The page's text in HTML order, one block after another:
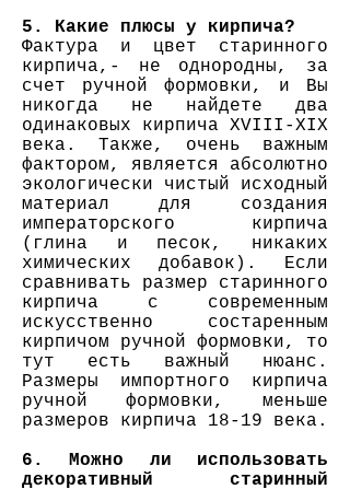
5. Какие плюсы у кирпича?
Фактура и цвет старинного
кирпича,- не однородны, за
счет ручной формовки, и Вы
никогда не найдете два
одинаковых кирпича XVIII-XIX
века. Также, очень важным
фактором, является абсолютно
экологически чистый исходный
материал для создания
императорского кирпича
(глина и песок, никаких
химических добавок). Если
сравнивать размер старинного
кирпича с современным
искусственно состаренным
кирпичом ручной формовки, то
тут есть важный нюанс.
Размеры импортного кирпича
ручной формовки, меньше
размеров кирпича 18-19 века.
6. Можно ли использовать
декоративный старинный